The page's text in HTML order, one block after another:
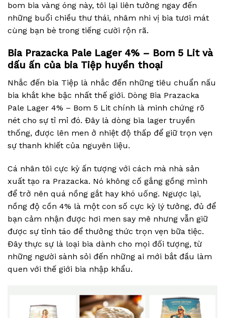
bom bia vàng óng này, tôi lại liên tưởng ngay đến
những buổi chiều thư thái, nhâm nhi vị bia tươi mát
cùng bạn bè trong tiếng cười rộn rã.
Bia Prazacka Pale Lager 4% – Bom 5 Lit và
dấu ấn của bia Tiệp huyền thoại
Nhắc đến bia Tiệp là nhắc đến những tiêu chuẩn nấu
bia khắt khe bậc nhất thế giới. Dòng Bia Prazacka
Pale Lager 4% – Bom 5 Lit chính là minh chứng rõ
nét cho sự tỉ mỉ đó. Đây là dòng bia lager truyền
thống, được lên men ở nhiệt độ thấp để giữ trọn vẹn
sự thanh khiết của nguyên liệu.
Cá nhân tôi cực kỳ ấn tượng với cách mà nhà sản
xuất tạo ra Prazacka. Nó không cố gắng gồng mình
để trở nên quá nồng gắt hay khó uống. Ngược lại,
nồng độ cồn 4% là một con số cực kỳ lý tưởng, đủ để
bạn cảm nhận được hơi men say mê nhưng vẫn giữ
được sự tỉnh táo để thưởng thức trọn vẹn bữa tiệc.
Đây thực sự là loại bia dành cho mọi đối tượng, từ
những người sành sỏi đến những ai mới bắt đầu làm
quen với thế giới bia nhập khẩu.